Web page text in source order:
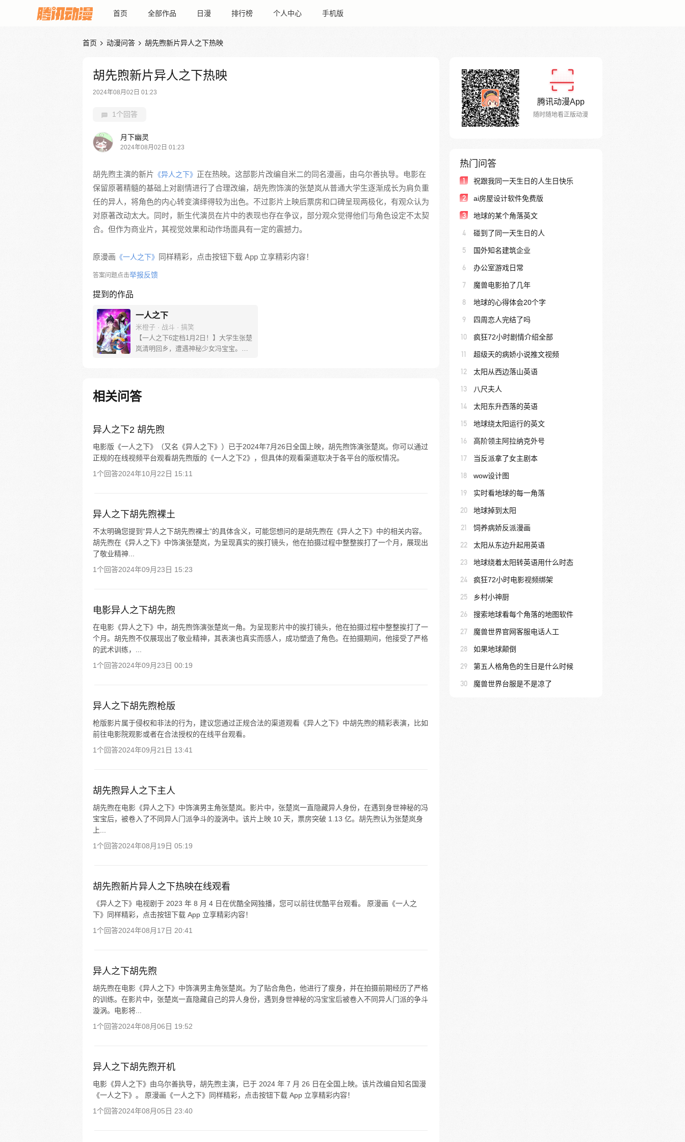
首页 全部作品 日漫 排行榜 个人中心 手机版
首页  动漫问答  胡先煦新片异人之下热映
胡先煦新片异人之下热映
2024年08月02日 01:23
1个回答
月下幽灵
2024年08月02日 01:23
胡先煦主演的新片 《异人之下》 正在热映。这部影片改编自米二的同名漫画，由乌尔善执导。电影在
保留原著精髓的基础上对剧情进行了合理改编，胡先煦饰演的张楚岚从普通大学生逐渐成长为肩负重
任的异人，将角色的内心转变演绎得较为出色。不过影片上映后票房和口碑呈现两极化，有观众认为
对原著改动太大。同时，新生代演员在片中的表现也存在争议，部分观众觉得他们与角色设定不太契
合。但作为商业片，其视觉效果和动作场面具有一定的震撼力。
原漫画 《一人之下》 同样精彩，点击按钮下载 App 立享精彩内容！
答案问题点击举报反馈
提到的作品
一人之下
米橙子 · 战斗 · 搞笑
【一人之下6定档1月2日！】大学生张楚
岚清明回乡，遭遇神秘少女冯宝宝。素
己与爷爷身上的秘密，张楚岚的生活被
彻底颠覆，与冯宝宝一同踏上“异人”之
相关问答
异人之下2 胡先煦
电影版《一人之下》（又名《异人之下》）已于2024年7月26日全国上映，胡先煦饰演张楚岚。你可以通过
正规的在线视频平台观看胡先煦版的《一人之下2》，但具体的观看渠道取决于各平台的版权情况。
1个回答2024年10月22日 15:11
异人之下胡先煦裸土
不太明确您提到“异人之下胡先煦裸土”的具体含义，可能您想问的是胡先煦在《异人之下》中的相关内容。
胡先煦在《异人之下》中饰演张楚岚，为呈现真实的挨打镜头，他在拍摄过程中整整挨打了一个月，展现出
了敬业精神...
1个回答2024年09月23日 15:23
电影异人之下胡先煦
在电影《异人之下》中，胡先煦饰演张楚岚一角。为呈现影片中的挨打镜头，他在拍摄过程中整整挨打了一
个月。胡先煦不仅展现出了敬业精神，其表演也真实而感人，成功塑造了角色。在拍摄期间，他接受了严格
的武术训练，...
1个回答2024年09月23日 00:19
异人之下胡先煦枪版
枪版影片属于侵权和非法的行为，建议您通过正规合法的渠道观看《异人之下》中胡先煦的精彩表演，比如
前往电影院观影或者在合法授权的在线平台观看。
1个回答2024年09月21日 13:41
胡先煦异人之下主人
胡先煦在电影《异人之下》中饰演男主角张楚岚。影片中，张楚岚一直隐藏异人身份，在遇到身世神秘的冯
宝宝后，被卷入了不同异人门派争斗的漩涡中。该片上映 10 天，票房突破 1.13 亿。胡先煦认为张楚岚身
上...
1个回答2024年08月19日 05:19
胡先煦新片异人之下热映在线观看
《异人之下》电视剧于 2023 年 8 月 4 日在优酷全网独播，您可以前往优酷平台观看。 原漫画《一人之
下》同样精彩，点击按钮下载 App 立享精彩内容！
1个回答2024年08月17日 20:41
异人之下胡先煦
胡先煦在电影《异人之下》中饰演男主角张楚岚。为了贴合角色，他进行了瘦身，并在拍摄前期经历了严格
的训练。在影片中，张楚岚一直隐藏自己的异人身份，遇到身世神秘的冯宝宝后被卷入不同异人门派的争斗
漩涡。电影将...
1个回答2024年08月06日 19:52
异人之下胡先煦开机
电影《异人之下》由乌尔善执导，胡先煦主演，已于 2024 年 7 月 26 日在全国上映。该片改编自知名国漫
《一人之下》。 原漫画《一人之下》同样精彩，点击按钮下载 App 立享精彩内容！
1个回答2024年08月05日 23:40
腾讯动漫App
随时随地看正版动漫
热门问答
1 祝跟我同一天生日的人生日快乐
2 ai房屋设计软件免费版
3 地球的某个角落英文
4 碰到了同一天生日的人
5 国外知名建筑企业
6 办公室游戏日常
7 魔兽电影拍了几年
8 地球的心得体会20个字
9 四周恋人完结了吗
10 疯狂72小时剧情介绍全部
11 超级天的病娇小说推文视频
12 太阳从西边落山英语
13 八尺夫人
14 太阳东升西落的英语
15 地球绕太阳运行的英文
16 高阶领主阿拉纳克外号
17 当反派拿了女主剧本
18 wow设计图
19 实时看地球的每一角落
20 地球掉到太阳
21 饲养病娇反派漫画
22 太阳从东边升起用英语
23 地球绕着太阳转英语用什么时态
24 疯狂72小时电影视频绑架
25 乡村小神厨
26 搜索地球看每个角落的地图软件
27 魔兽世界官网客服电话人工
28 如果地球颠倒
29 第五人格角色的生日是什么时候
30 魔兽世界台服是不是凉了